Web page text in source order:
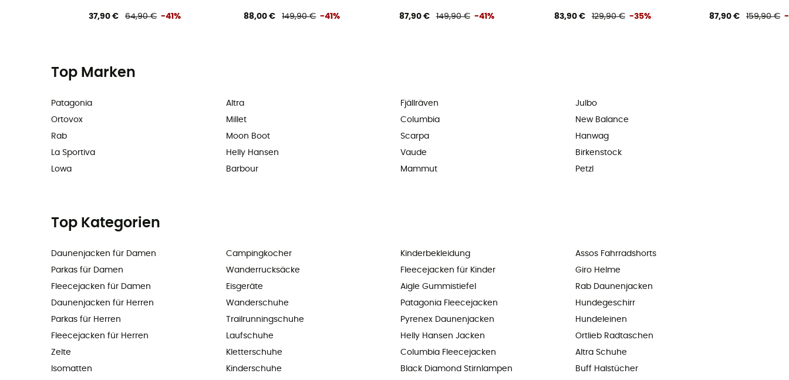
37,90 € 64,90 € -41% 88,00 € 149,90 € -41% 87,90 € 149,90 € -41% 83,90 € 129,90 € -35% 87,90 € 159,90 € -
Top Marken
Patagonia
Ortovox
Rab
La Sportiva
Lowa
Altra
Millet
Moon Boot
Helly Hansen
Barbour
Fjällräven
Columbia
Scarpa
Vaude
Mammut
Julbo
New Balance
Hanwag
Birkenstock
Petzl
Top Kategorien
Daunenjacken für Damen
Parkas für Damen
Fleecejacken für Damen
Daunenjacken für Herren
Parkas für Herren
Fleecejacken für Herren
Zelte
Isomatten
Campingkocher
Wanderrucksäcke
Eisgeräte
Wanderschuhe
Trailrunningschuhe
Laufschuhe
Kletterschuhe
Kinderschuhe
Kinderbekleidung
Fleecejacken für Kinder
Aigle Gummistiefel
Patagonia Fleecejacken
Pyrenex Daunenjacken
Helly Hansen Jacken
Columbia Fleecejacken
Black Diamond Stirnlampen
Assos Fahrradshorts
Giro Helme
Rab Daunenjacken
Hundegeschirr
Hundeleinen
Ortlieb Radtaschen
Altra Schuhe
Buff Halstücher